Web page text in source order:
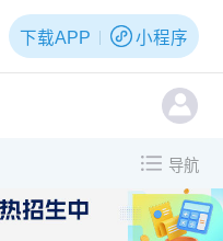
下载APP 小程序
导航